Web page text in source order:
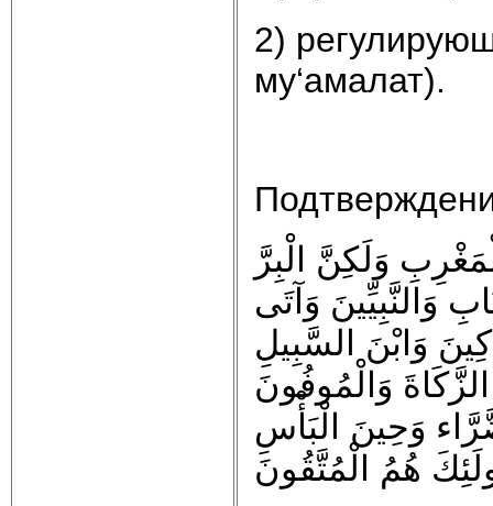
2)
му‘амалат).
وَلَكِنَّ الْبِرَّ
وَالنَّبِيِّينَ وَآتَى
وَابْنَ السَّبِيلِ
وَالْمُوفُونَ
وَحِينَ الْبَأْسِ
هُمُ الْمُتَّقُونَ